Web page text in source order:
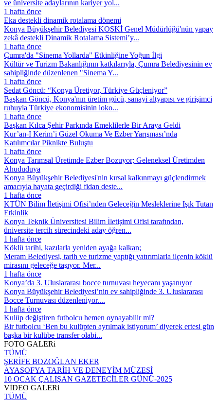
ve üniversite adaylarının kariyer yol...
1 hafta önce
Eka destekli dinamik rotalama dönemi
Konya Büyükşehir Belediyesi KOSKİ Genel Müdürlüğü'nün yapay
zekâ destekli Dinamik Rotalama Sistemi’y...
1 hafta önce
Çumra'da "Sinema Yollarda" Etkinliğine Yoğun İlgi
Kültür ve Turizm Bakanlığının katkılarıyla, Çumra Belediyesinin ev
sahipliğinde düzenlenen "Sinema Y...
1 hafta önce
Sedat Göncü: “Konya Üretiyor, Türkiye Güçleniyor”
Başkan Göncü, Konya'nın üretim gücü, sanayi altyapısı ve girişimci
ruhuyla Türkiye ekonomisinin loko...
1 hafta önce
Başkan Kılca Şehir Parkında Emeklilerle Bir Araya Geldi
Kur’an-I Kerim’i Güzel Okuma Ve Ezber Yarışması’nda
Katılımcılar Piknikte Buluştu
1 hafta önce
Konya Tarımsal Üretimde Ezber Bozuyor; Geleneksel Üretimden
Ahududuya
Konya Büyükşehir Belediyesi'nin kırsal kalkınmayı güçlendirmek
amacıyla hayata geçirdiği fidan deste...
1 hafta önce
KTÜN Bilim İletişimi Ofisi’nden Geleceğin Mesleklerine Işık Tutan
Etkinlik
Konya Teknik Üniversitesi Bilim İletişimi Ofisi tarafından,
üniversite tercih sürecindeki aday öğren...
1 hafta önce
Köklü tarihi, kazılarla yeniden ayağa kalkan;
Meram Belediyesi, tarih ve turizme yaptığı yatırımlarla ilçenin köklü
mirasını geleceğe taşıyor. Mer...
1 hafta önce
Konya’da 3. Uluslararası bocce turnuvası heyecanı yaşanıyor
Konya Büyükşehir Belediyesi’nin ev sahipliğinde 3. Uluslararası
Bocce Turnuvası düzenleniyor....
1 hafta önce
Kulüp değiştiren futbolcu hemen oynayabilir mi?
Bir futbolcu ‘Ben bu kulüpten ayrılmak istiyorum’ diyerek ertesi gün
başka bir kulübe transfer olabi...
FOTO GALERi
TÜMÜ
ŞERİFE BOZOĞLAN EKER
AYASOFYA TARİH VE DENEYİM MÜZESİ
10 OCAK ÇALIŞAN GAZETECİLER GÜNÜ-2025
VİDEO GALERi
TÜMÜ